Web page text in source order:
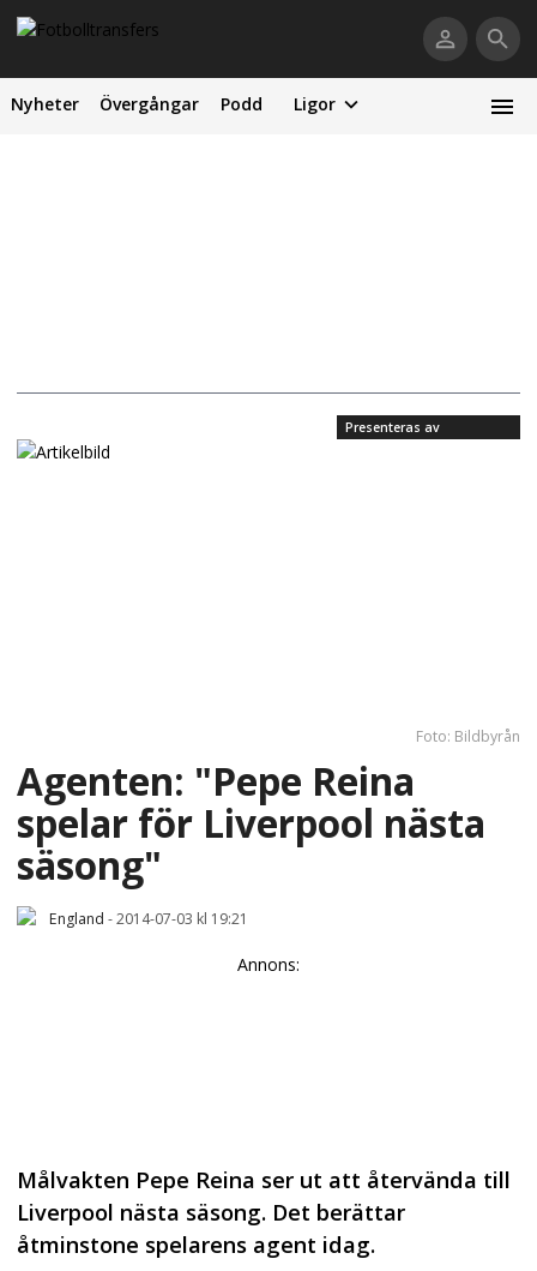
Nyheter Övergångar Podd Ligor
Presenteras av
Foto: Bildbyrån
Agenten: "Pepe Reina
spelar för Liverpool nästa
säsong"
England -2014-07-03 kl 19:21
Annons:
Målvakten Pepe Reina ser ut att återvända till
Liverpool nästa säsong. Det berättar
åtminstone spelarens agent idag.